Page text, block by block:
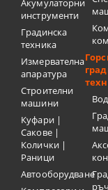
Акумулаторни
инструменти
Градинска
техника
Измервателна
апаратура
Строителни
машини
Куфари |
Сакове |
Колички |
Раници
Автооборудване